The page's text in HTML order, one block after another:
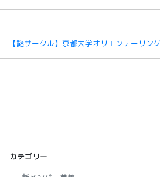
【謎サークル】京都大学オリエンテーリン
カテゴリー